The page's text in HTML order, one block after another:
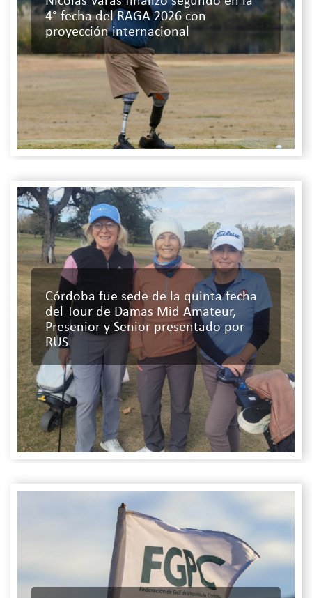
4° fecha del RAGA 2026 con
proyección internacional
Córdoba fue sede de la quinta fecha
del Tour de Damas Mid Amateur,
Presenior y Senior presentado por
RUS